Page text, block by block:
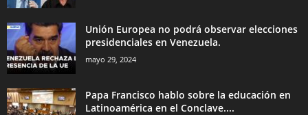
Unión Europea no podrá observar elecciones
presidenciales en Venezuela.
mayo 29, 2024
Papa Francisco hablo sobre la educación en
Latinoamérica en el Conclave....